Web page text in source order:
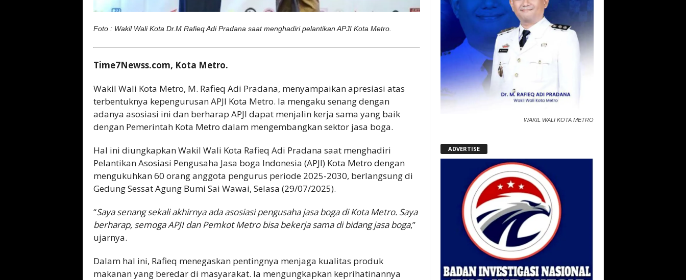
Foto : Wakil Wali Kota Dr.M Rafieq Adi Pradana saat menghadiri pelantikan APJI Kota Metro.
Time7Newss.com, Kota Metro.
Wakil Wali Kota Metro, M. Rafieq Adi Pradana, menyampaikan apresiasi atas
terbentuknya kepengurusan APJI Kota Metro. Ia mengaku senang dengan
adanya asosiasi ini dan berharap APJI dapat menjalin kerja sama yang baik
dengan Pemerintah Kota Metro dalam mengembangkan sektor jasa boga.
Hal ini diungkapkan Wakil Wali Kota Rafieq Adi Pradana saat menghadiri
Pelantikan Asosiasi Pengusaha Jasa boga Indonesia (APJI) Kota Metro dengan
mengukuhkan 60 orang anggota pengurus periode 2025-2030, berlangsung di
Gedung Sessat Agung Bumi Sai Wawai, Selasa (29/07/2025).
“Saya senang sekali akhirnya ada asosiasi pengusaha jasa boga di Kota Metro. Saya
berharap, semoga APJI dan Pemkot Metro bisa bekerja sama di bidang jasa boga,”
ujarnya.
Dalam hal ini, Rafieq menegaskan pentingnya menjaga kualitas produk
makanan yang beredar di masyarakat. Ia mengungkapkan keprihatinannya
WAKIL WALI KOTA METRO
ADVERTISE